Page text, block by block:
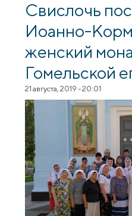
Свислочь
Иоанно-
женский
Гомельской
21 августа, 2019 - 20:01